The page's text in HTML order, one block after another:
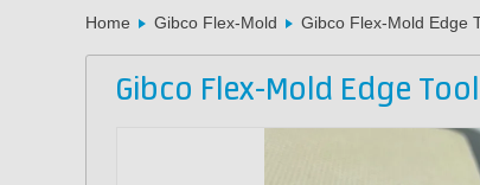
Home Gibco Flex-Mold Gibco Flex-Mold Edge
Gibco Flex-Mold Edge Tool